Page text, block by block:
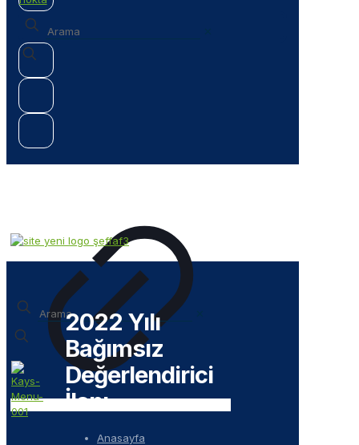
2022 Yılı
Bağımsız
Değerlendirici
İlanı
Anasayfa